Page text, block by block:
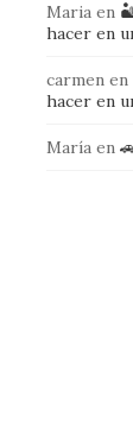
Mariaen
hacer en
carmenen
hacer en
Maríaen